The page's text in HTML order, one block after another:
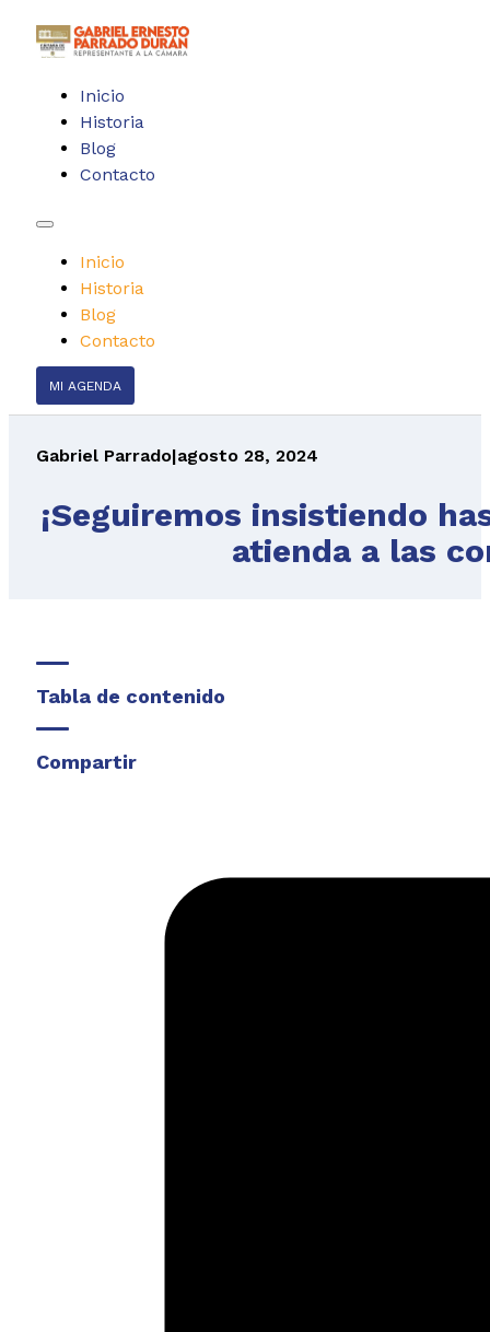
Inicio
Historia
Blog
Contacto
Inicio
Historia
Blog
Contacto
MI AGENDA
Gabriel Parrado|agosto 28, 2024
¡Seguiremos insistiendo
atienda a las
Tabla de contenido
Compartir